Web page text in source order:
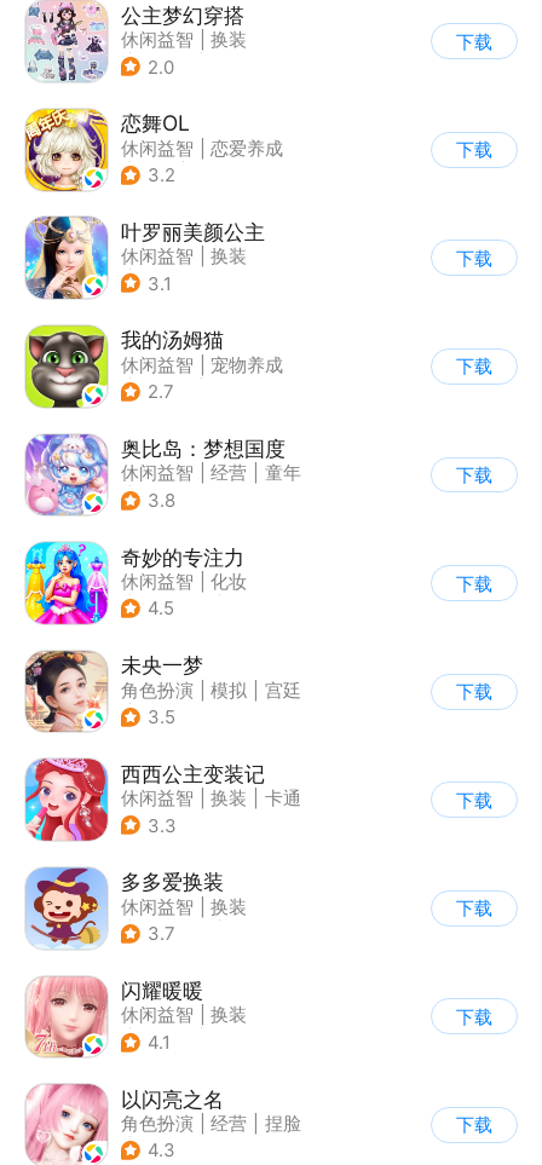
公主梦幻穿搭
休闲益智
换装
| 女性向
2.0
下载
恋舞OL
休闲益智
恋爱养成
| 仙侠
3.2
下载
叶罗丽美颜公主
休闲益智
换装
| 动漫改编
3.1
下载
我的汤姆猫
休闲益智
宠物养成
| 汤姆猫
2.7
下载
奥比岛：梦想国度
休闲益智 经营
童年
| 萌系
3.8
下载
奇妙的专注力
休闲益智
化妆
| 宝宝巴士
4.5
下载
未央一梦
角色扮演 模拟
宫廷
| 古风
3.5
下载
西西公主变装记
休闲益智 换装
卡通
3.3
下载
多多爱换装
休闲益智
换装
| 儿童游戏
3.7
下载
闪耀暖暖
休闲益智
换装
| 美少女
4.1
下载
以闪亮之名
角色扮演 经营
捏脸
| 二次元
4.3
下载